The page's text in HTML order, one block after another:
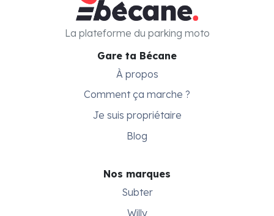
Gare ta Bécane
À propos
Comment ça marche ?
Je suis propriétaire
Blog
Nos marques
Subter
Willy
La plateforme du parking moto